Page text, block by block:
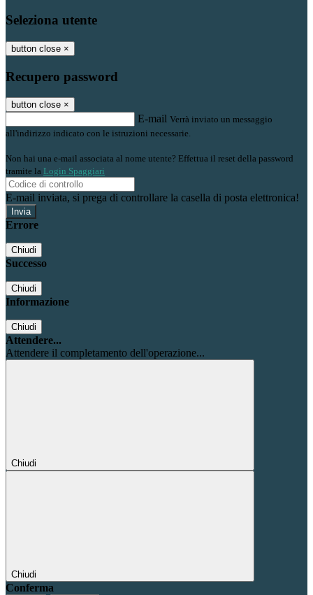
Seleziona utente
button close ×
Recupero password
button close ×
E-mail Verrà inviato un messaggio
all'indirizzo indicato con le istruzioni necessarie.
Non hai una e-mail associata al nome utente? Effettua il reset della password
tramite la Login Spaggiari
E-mail inviata, si prega di controllare la casella di posta elettronica!
Errore
Chiudi
Successo
Chiudi
Informazione
Chiudi
Attendere...
Attendere il completamento dell'operazione...
Chiudi
Chiudi
Conferma